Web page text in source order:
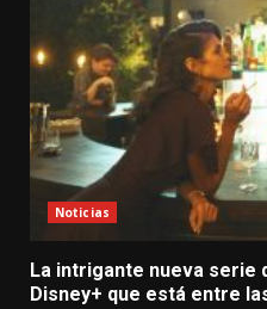
Noticias
La intrigante nueva serie
Disney+ que está entre